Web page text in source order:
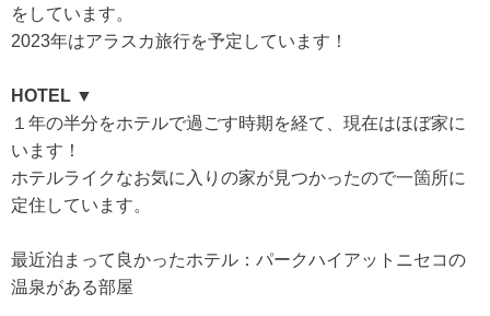
をしています。
2023年はアラスカ旅行を予定しています！
HOTEL ▼
１年の半分をホテルで過ごす時期を経て、現在はほぼ家に
います！
ホテルライクなお気に入りの家が見つかったので一箇所に
定住しています。
最近泊まって良かったホテル：パークハイアットニセコの
温泉がある部屋